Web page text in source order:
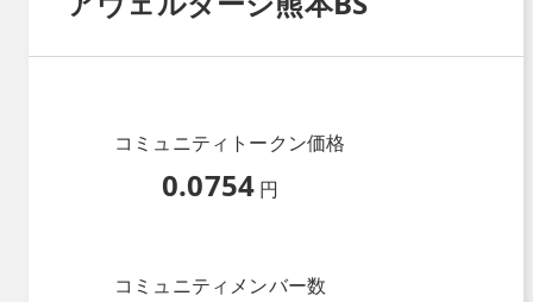
コミュニティトークン価格
0.0754 円
コミュニティメンバー数